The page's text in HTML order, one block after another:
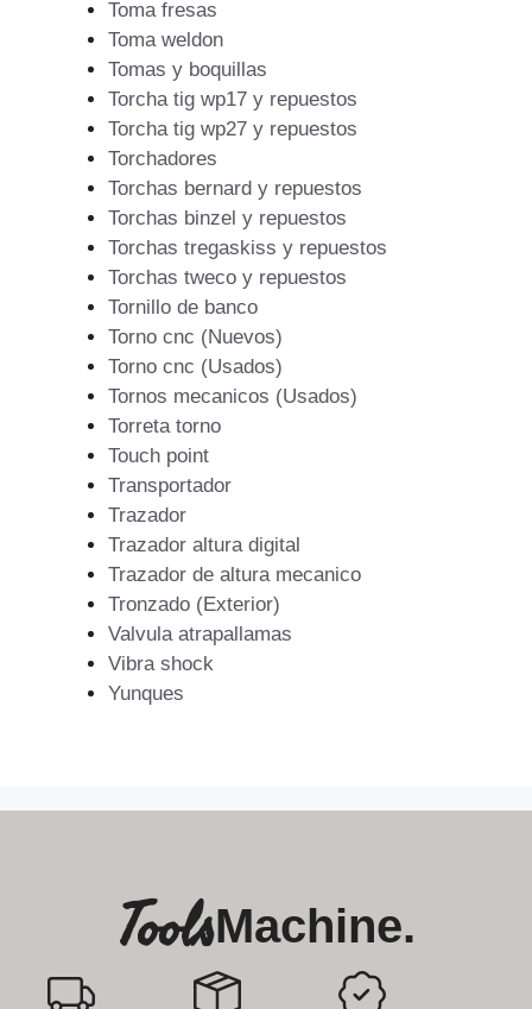
Toma fresas
Toma weldon
Tomas y boquillas
Torcha tig wp17 y repuestos
Torcha tig wp27 y repuestos
Torchadores
Torchas bernard y repuestos
Torchas binzel y repuestos
Torchas tregaskiss y repuestos
Torchas tweco y repuestos
Tornillo de banco
Torno cnc (Nuevos)
Torno cnc (Usados)
Tornos mecanicos (Usados)
Torreta torno
Touch point
Transportador
Trazador
Trazador altura digital
Trazador de altura mecanico
Tronzado (Exterior)
Valvula atrapallamas
Vibra shock
Yunques
ToolsMachine.